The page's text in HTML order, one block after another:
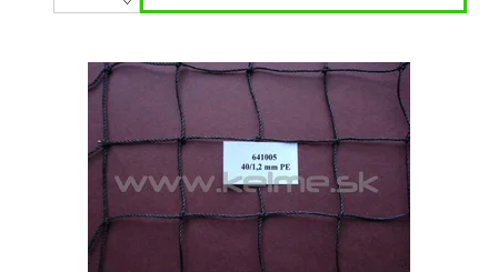
Uzlová ochranná sieť vhodná na skládky, ako deliaca sieť, voliéry
a priemyslové plochy. Materiál: Polyetylén Hrúbka: 1,2 mm
Veľkosť oka: 40 mm x 40 mm Farba: čierna Uvedená cena je...